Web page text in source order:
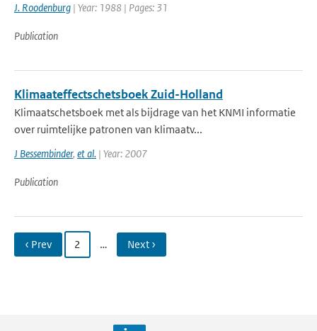
J. Roodenburg | Year: 1988 | Pages: 31
Publication
Klimaateffectschetsboek Zuid-Holland
Klimaatschetsboek met als bijdrage van het KNMI informatie
over ruimtelijke patronen van klimaatv...
J Bessembinder, et al. | Year: 2007
Publication
‹ Prev 2 … Next ›